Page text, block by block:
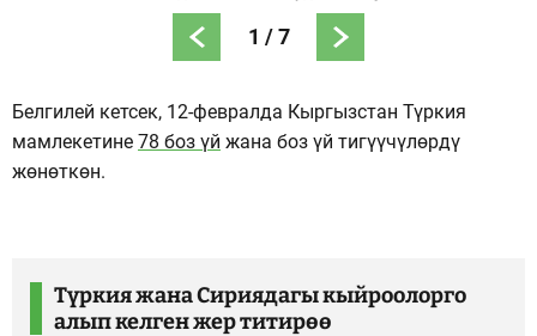
1 /7
Белгилей кетсек, 12-февралда Кыргызстан Түркия
мамлекетине 78 боз үй жана боз үй тигүүчүлөрдү
жөнөткөн.
Түркия жана Сириядагы кыйроолорго
алып келген жер титирөө